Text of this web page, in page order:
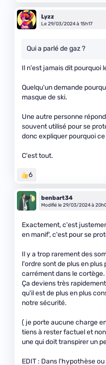
Lyzz
Le 29/03/2024 à 15h17
Qui a parlé de gaz ?
Il n'est jamais dit pourquoi
Quelqu'un demande
masque de ski.
Une autre personne
souvent utilisé pour se
donc expliquer pourquoi
C'est tout.
6
benbart34
Modifié le 29/03/2024 à
Exactement, c'est
en manif', c'est pour se
Il y a trop rarement des
l'ordre sont de plus en
carrément dans le cortège.
Ça deviens très
qu'il est de plus en plus
notre sécurité.
( je porte aucune charge
tiens à rester factuel et
une qui doit transpirer un
EDIT : Dans l’hypothèse